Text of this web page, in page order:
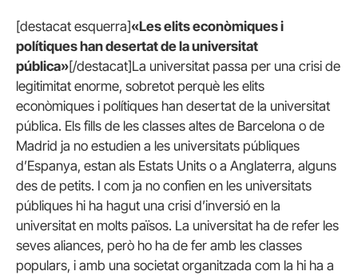
[destacat esquerra]«Les elits econòmiques i
polítiques han desertat de la universitat
pública»[/destacat]La universitat passa per una crisi de
legitimitat enorme, sobretot perquè les elits
econòmiques i polítiques han desertat de la universitat
pública. Els fills de les classes altes de Barcelona o de
Madrid ja no estudien a les universitats públiques
d’Espanya, estan als Estats Units o a Anglaterra, alguns
des de petits. I com ja no confien en les universitats
públiques hi ha hagut una crisi d’inversió en la
universitat en molts països. La universitat ha de refer les
seves aliances, però ho ha de fer amb les classes
populars, i amb una societat organitzada com la hi ha a